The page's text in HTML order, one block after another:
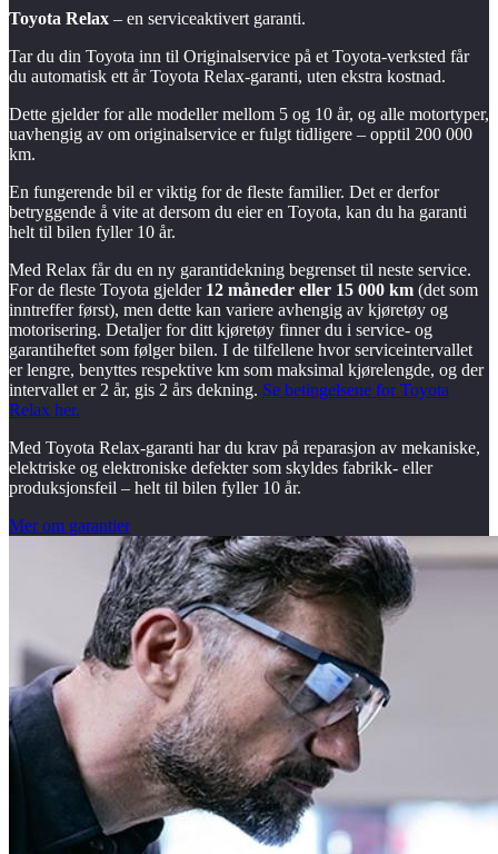
Toyota Relax – en serviceaktivert garanti.
Tar du din Toyota inn til Originalservice på et Toyota-verksted får
du automatisk ett år Toyota Relax-garanti, uten ekstra kostnad.
Dette gjelder for alle modeller mellom 5 og 10 år, og alle motortyper,
uavhengig av om originalservice er fulgt tidligere – opptil 200 000
km.
En fungerende bil er viktig for de fleste familier. Det er derfor
betryggende å vite at dersom du eier en Toyota, kan du ha garanti
helt til bilen fyller 10 år.
Med Relax får du en ny garantidekning begrenset til neste service.
For de fleste Toyota gjelder 12 måneder eller 15 000 km (det som
inntreffer først), men dette kan variere avhengig av kjøretøy og
motorisering. Detaljer for ditt kjøretøy finner du i service- og
garantiheftet som følger bilen. I de tilfellene hvor serviceintervallet
er lengre, benyttes respektive km som maksimal kjørelengde, og der
intervallet er 2 år, gis 2 års dekning. Se betingelsene for Toyota
Relax her.
Med Toyota Relax-garanti har du krav på reparasjon av mekaniske,
elektriske og elektroniske defekter som skyldes fabrikk- eller
produksjonsfeil – helt til bilen fyller 10 år.
Mer om garantier